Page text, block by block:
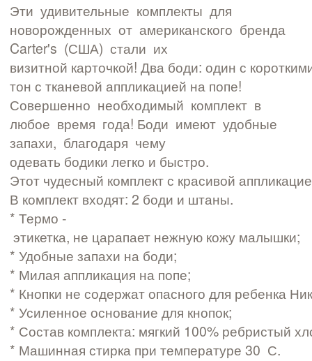
Эти удивительные комплекты для
новорожденных от американского бренда
Carter's (США) стали их
визитной карточкой! Два боди: один с
тон с тканевой аппликацией на попе!
Совершенно необходимый комплект в
любое время года! Боди имеют удобные
запахи, благодаря чему
одевать бодики легко и быстро.
Этот чудесный комплект с красивой
В комплект входят: 2 боди и штаны.
* Термо ­
этикетка, не царапает нежную кожу малышки;
* Удобные запахи на боди;
* Милая аппликация на попе;
* Кнопки не содержат опасного для ребенка
* Усиленное основание для кнопок;
* Состав комплекта: мягкий 100% ребристый
* Машинная стирка при температуре 30 С.